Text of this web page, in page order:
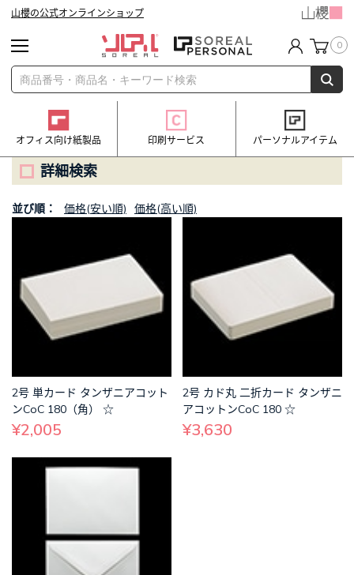
山櫻の公式オンラインショップ
0
オフィス向け紙製品 印刷サービス パーソナルアイテム
詳細検索
並び順： 価格(安い順) 価格(高い順)
2号 単カード タンザニアコット
ンCoC 180（角） ☆
¥2,005
2号 カド丸 二折カード タンザニ
アコットンCoC 180 ☆
¥3,630